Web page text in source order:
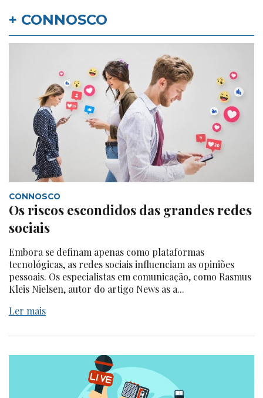
+ CONNOSCO
CONNOSCO
Os riscos escondidos das grandes redes
sociais
Embora se definam apenas como plataformas
tecnológicas, as redes sociais influenciam as opiniões
pessoais. Os especialistas em comunicação, como Rasmus
Kleis Nielsen, autor do artigo News as a...
Ler mais